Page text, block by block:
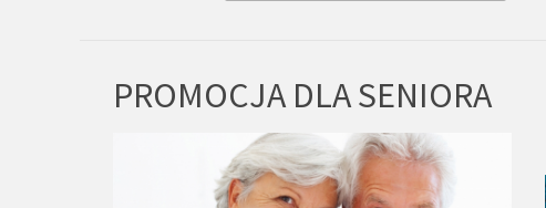
PROMOCJA DLA SENIORA